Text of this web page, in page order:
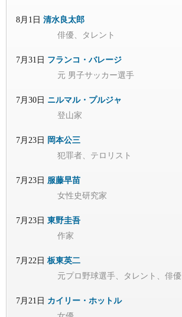
8月1日 清水良太郎
俳優、タレント
7月31日 フランコ・バレージ
元 男子サッカー選手
7月30日 ニルマル・プルジャ
登山家
7月23日 岡本公三
犯罪者、テロリスト
7月23日 服藤早苗
女性史研究家
7月23日 東野圭吾
作家
7月22日 板東英二
元プロ野球選手、タレント、俳優
7月21日 カイリー・ホットル